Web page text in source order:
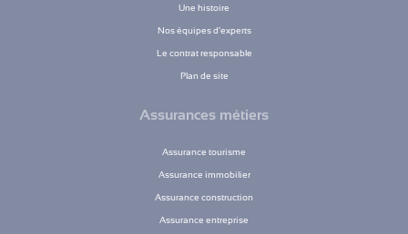
Une histoire
Nos équipes d’experts
Le contrat responsable
Plan de site
Assurances métiers
Assurance tourisme
Assurance immobilier
Assurance construction
Assurance entreprise